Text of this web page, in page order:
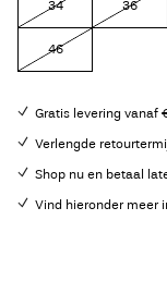
34 36
46
Gratis levering vanaf
Verlengde
Shop nu en betaal
Vind hieronder meer